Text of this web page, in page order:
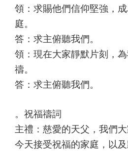
領：求賜他們信仰堅強，
庭。
答：求主俯聽我們。
領：現在大家靜默片刻，
禱。
答：求主俯聽我們。
。祝福禱詞
主禮：慈愛的天父，我們
今天接受祝福的家庭，以